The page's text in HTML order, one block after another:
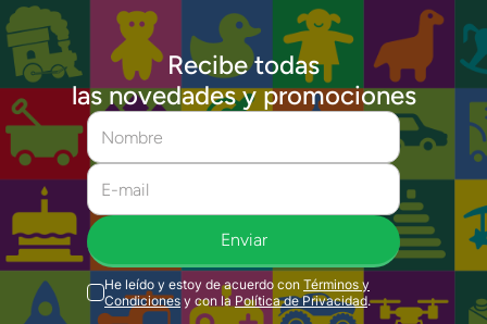
Recibe todas
las novedades y promociones
Enviar
He leído y estoy de acuerdo con Términos y
Condiciones y con la Política de Privacidad.